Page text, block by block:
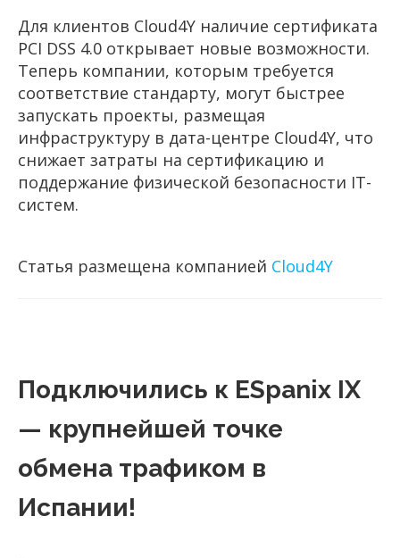
Для клиентов Cloud4Y наличие сертификата
PCI DSS 4.0 открывает новые возможности.
Теперь компании, которым требуется
соответствие стандарту, могут быстрее
запускать проекты, размещая
инфраструктуру в дата-центре Cloud4Y, что
снижает затраты на сертификацию и
поддержание физической безопасности IT-
систем.
Статья размещена компанией Cloud4Y
Подключились к ESpanix IX
— крупнейшей точке
обмена трафиком в
Испании!